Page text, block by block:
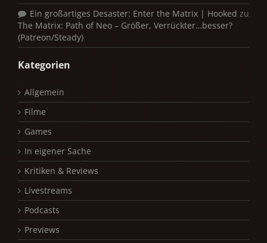
Ein großartiges Desaster: Enter the Matrix | Hooked zu
The Matrix: Path of Neo – Größer, Verrückter…besser?
(Patreon/Steady)
Kategorien
Allgemein
Filme
Games
In eigener Sache
Kritiken & Reviews
Livestreams
Podcasts
Previews